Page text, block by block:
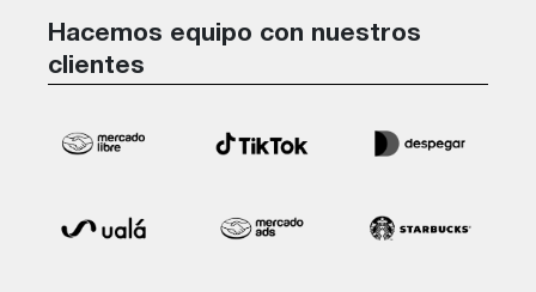
Hacemos equipo con nuestros
clientes